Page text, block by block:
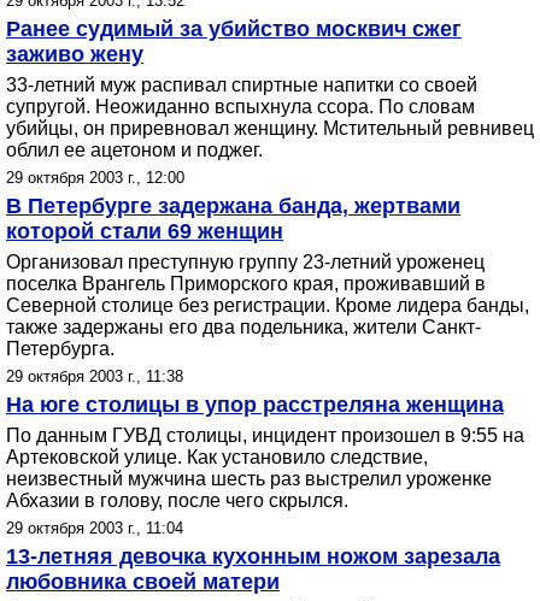
Ранее судимый за убийство москвич сжег
заживо жену
33-летний муж распивал спиртные напитки со своей
супругой. Неожиданно вспыхнула ссора. По словам
убийцы, он приревновал женщину. Мстительный ревнивец
облил ее ацетоном и поджег.
29 октября 2003 г., 12:00
В Петербурге задержана банда, жертвами
которой стали 69 женщин
Организовал преступную группу 23-летний уроженец
поселка Врангель Приморского края, проживавший в
Северной столице без регистрации. Кроме лидера банды,
также задержаны его два подельника, жители Санкт-
Петербурга.
29 октября 2003 г., 11:38
На юге столицы в упор расстреляна женщина
По данным ГУВД столицы, инцидент произошел в 9:55 на
Артековской улице. Как установило следствие,
неизвестный мужчина шесть раз выстрелил уроженке
Абхазии в голову, после чего скрылся.
29 октября 2003 г., 11:04
13-летняя девочка кухонным ножом зарезала
любовника своей матери